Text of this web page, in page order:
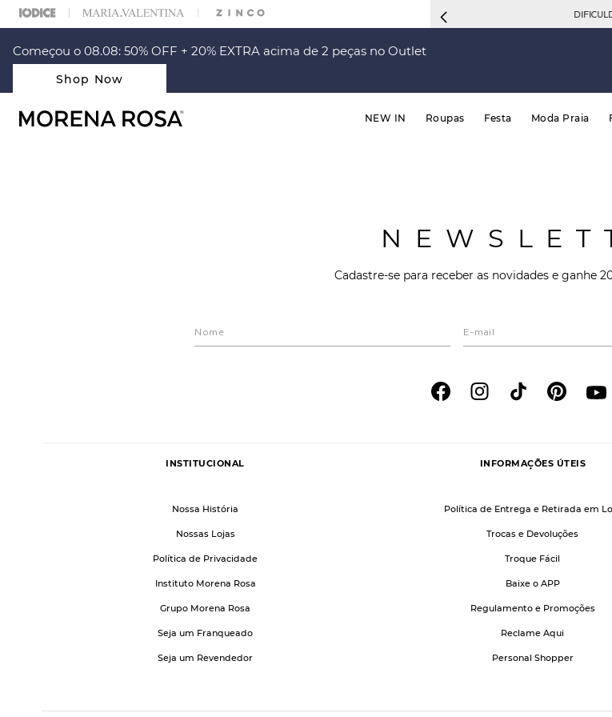
OFF NA SUA 1° COMPRA USANDO O CUPOM: PRIMEIRAMR
Começou o 08.08: 50% OFF + 20% EXTRA acima de 2 peças no Outlet
Shop Now
NEW IN Roupas Festa Moda Praia
Cadastre-se para receber as novidades e ganhe
INSTITUCIONAL
Nossa História
Nossas Lojas
Política de Privacidade
Instituto Morena Rosa
Grupo Morena Rosa
Seja um Franqueado
Seja um Revendedor
INFORMAÇÕES ÚTEIS
Política de Entrega e Retirada em
Trocas e Devoluções
Troque Fácil
Baixe o APP
Regulamento e Promoções
Reclame Aqui
Personal Shopper